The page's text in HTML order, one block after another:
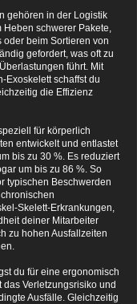
gehören in der Logistik
Heben schwerer Pakete,
beim Sortieren von
gefordert, was oft zu
führt. Mit
Exoskelett schaffst du
die Effizienz
für körperlich
entwickelt und entlastet
bis zu 30 %. Es reduziert
um bis zu 86 %. So
typischen Beschwerden
Skelett-Erkrankungen,
deiner Mitarbeiter
zu hohen Ausfallzeiten
du für eine ergonomisch
das Verletzungsrisiko und
Ausfälle. Gleichzeitig